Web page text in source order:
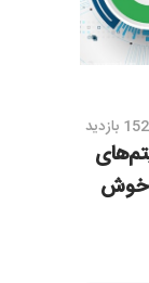
152 بازدید
خوش